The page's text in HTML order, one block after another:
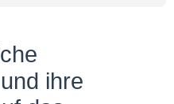
ihre